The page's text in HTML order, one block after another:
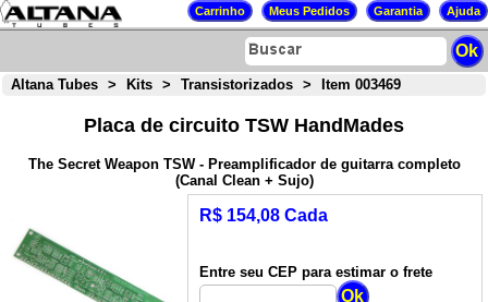
Altana Tubes > Kits > Transistorizados > Item 003469
Placa de circuito TSW HandMades
The Secret Weapon TSW - Preamplificador de guitarra completo
(Canal Clean + Sujo)
R$ 154,08 Cada
Entre seu CEP para estimar o frete